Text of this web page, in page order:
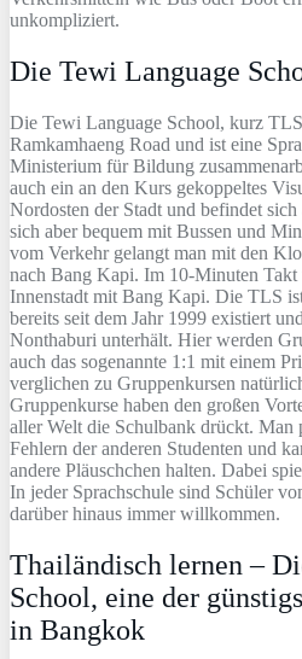
unkompliziert.
Die Tewi Language
Die Tewi Language School, kurz
Ramkamhaeng Road und ist eine
Ministerium für Bildung
auch ein an den Kurs gekoppeltes
Nordosten der Stadt und befindet sich
sich aber bequem mit Bussen und
vom Verkehr gelangt man mit den
nach Bang Kapi. Im 10-Minuten
Innenstadt mit Bang Kapi. Die TLS
bereits seit dem Jahr 1999 existiert
Nonthaburi unterhält. Hier werden
auch das sogenannte 1:1 mit einem
verglichen zu Gruppenkursen
Gruppenkurse haben den großen
aller Welt die Schulbank drückt.
Fehlern der anderen Studenten und
andere Pläuschchen halten. Dabei
In jeder Sprachschule sind Schüler
darüber hinaus immer willkommen.
Thailändisch lernen –
School, eine der
in Bangkok